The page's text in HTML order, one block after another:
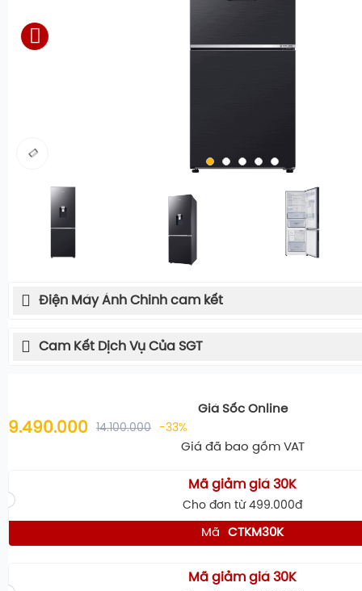
Điện Máy Ánh Chinh cam kết
Cam Kết Dịch Vụ Của SGT
Giá Sốc Online
9.490.000 14.100.000 -33%
Giá đã bao gồm VAT
Mã giảm giá 30K
Cho đơn từ 499.000đ
Mã CTKM30K
Mã giảm giá 30K